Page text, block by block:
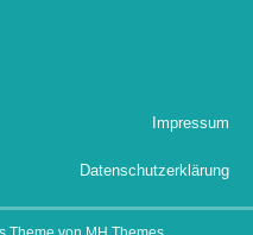
Impressum
Datenschutzerklärung